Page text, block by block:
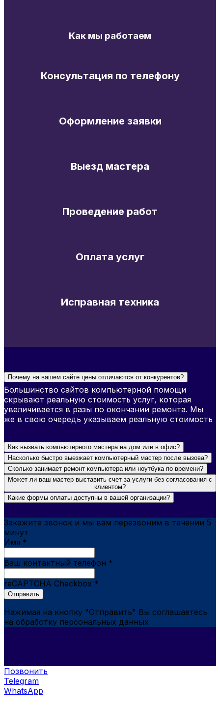
Как мы работаем
Консультация по телефону
Оформление заявки
Выезд мастера
Проведение работ
Оплата услуг
Исправная техника
Почему на вашем сайте цены отличаются от конкурентов?
Большинство сайтов компьютерной помощи
скрывают реальную стоимость услуг, которая
увеличивается в разы по окончании ремонта. Мы
же в свою очередь указываем реальную стоимость
Как вызвать компьютерного мастера на дом или в офис?
Насколько быстро выезжает компьютерный мастер после вызова?
Сколько занимает ремонт компьютера или ноутбука по времени?
Может ли ваш мастер выставить счет за услуги без согласования с
клиентом?
Какие формы оплаты доступны в вашей организации?
Закажите звонок и мы вам перезвоним в течении 5
минут
Имя *
Ваш контактный телефон *
reCAPTCHA Checkbox *
Отправить
Нажимая на кнопку "Отправить" Вы соглашаетесь
на обработку персональных данных
Позвонить
Telegram
WhatsApp